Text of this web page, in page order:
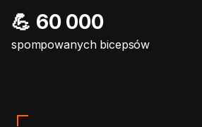
💪 60 000
spompowanych bicepsów